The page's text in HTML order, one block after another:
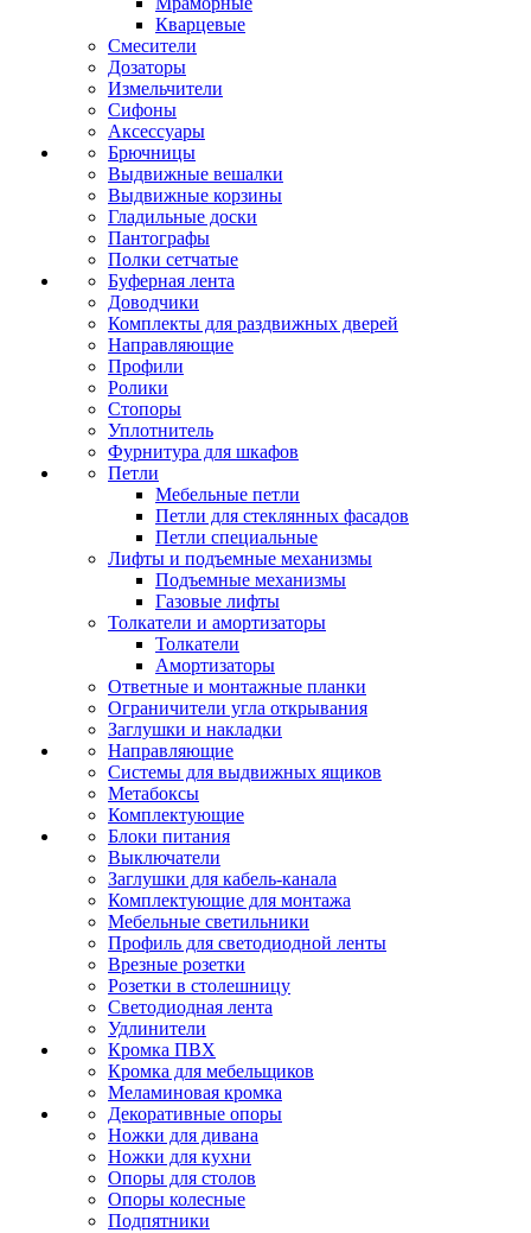
Кварцевые
Смесители
Дозаторы
Измельчители
Сифоны
Аксессуары
Брючницы
Выдвижные вешалки
Выдвижные корзины
Гладильные доски
Пантографы
Полки сетчатые
Буферная лента
Доводчики
Комплекты для раздвижных дверей
Направляющие
Профили
Ролики
Стопоры
Уплотнитель
Фурнитура для шкафов
Петли
Мебельные петли
Петли для стеклянных фасадов
Петли специальные
Лифты и подъемные механизмы
Подъемные механизмы
Газовые лифты
Толкатели и амортизаторы
Толкатели
Амортизаторы
Ответные и монтажные планки
Ограничители угла открывания
Заглушки и накладки
Направляющие
Системы для выдвижных ящиков
Метабоксы
Комплектующие
Блоки питания
Выключатели
Заглушки для кабель-канала
Комплектующие для монтажа
Мебельные светильники
Профиль для светодиодной ленты
Врезные розетки
Розетки в столешницу
Светодиодная лента
Удлинители
Кромка ПВХ
Кромка для мебельщиков
Меламиновая кромка
Декоративные опоры
Ножки для дивана
Ножки для кухни
Опоры для столов
Опоры колесные
Подпятники